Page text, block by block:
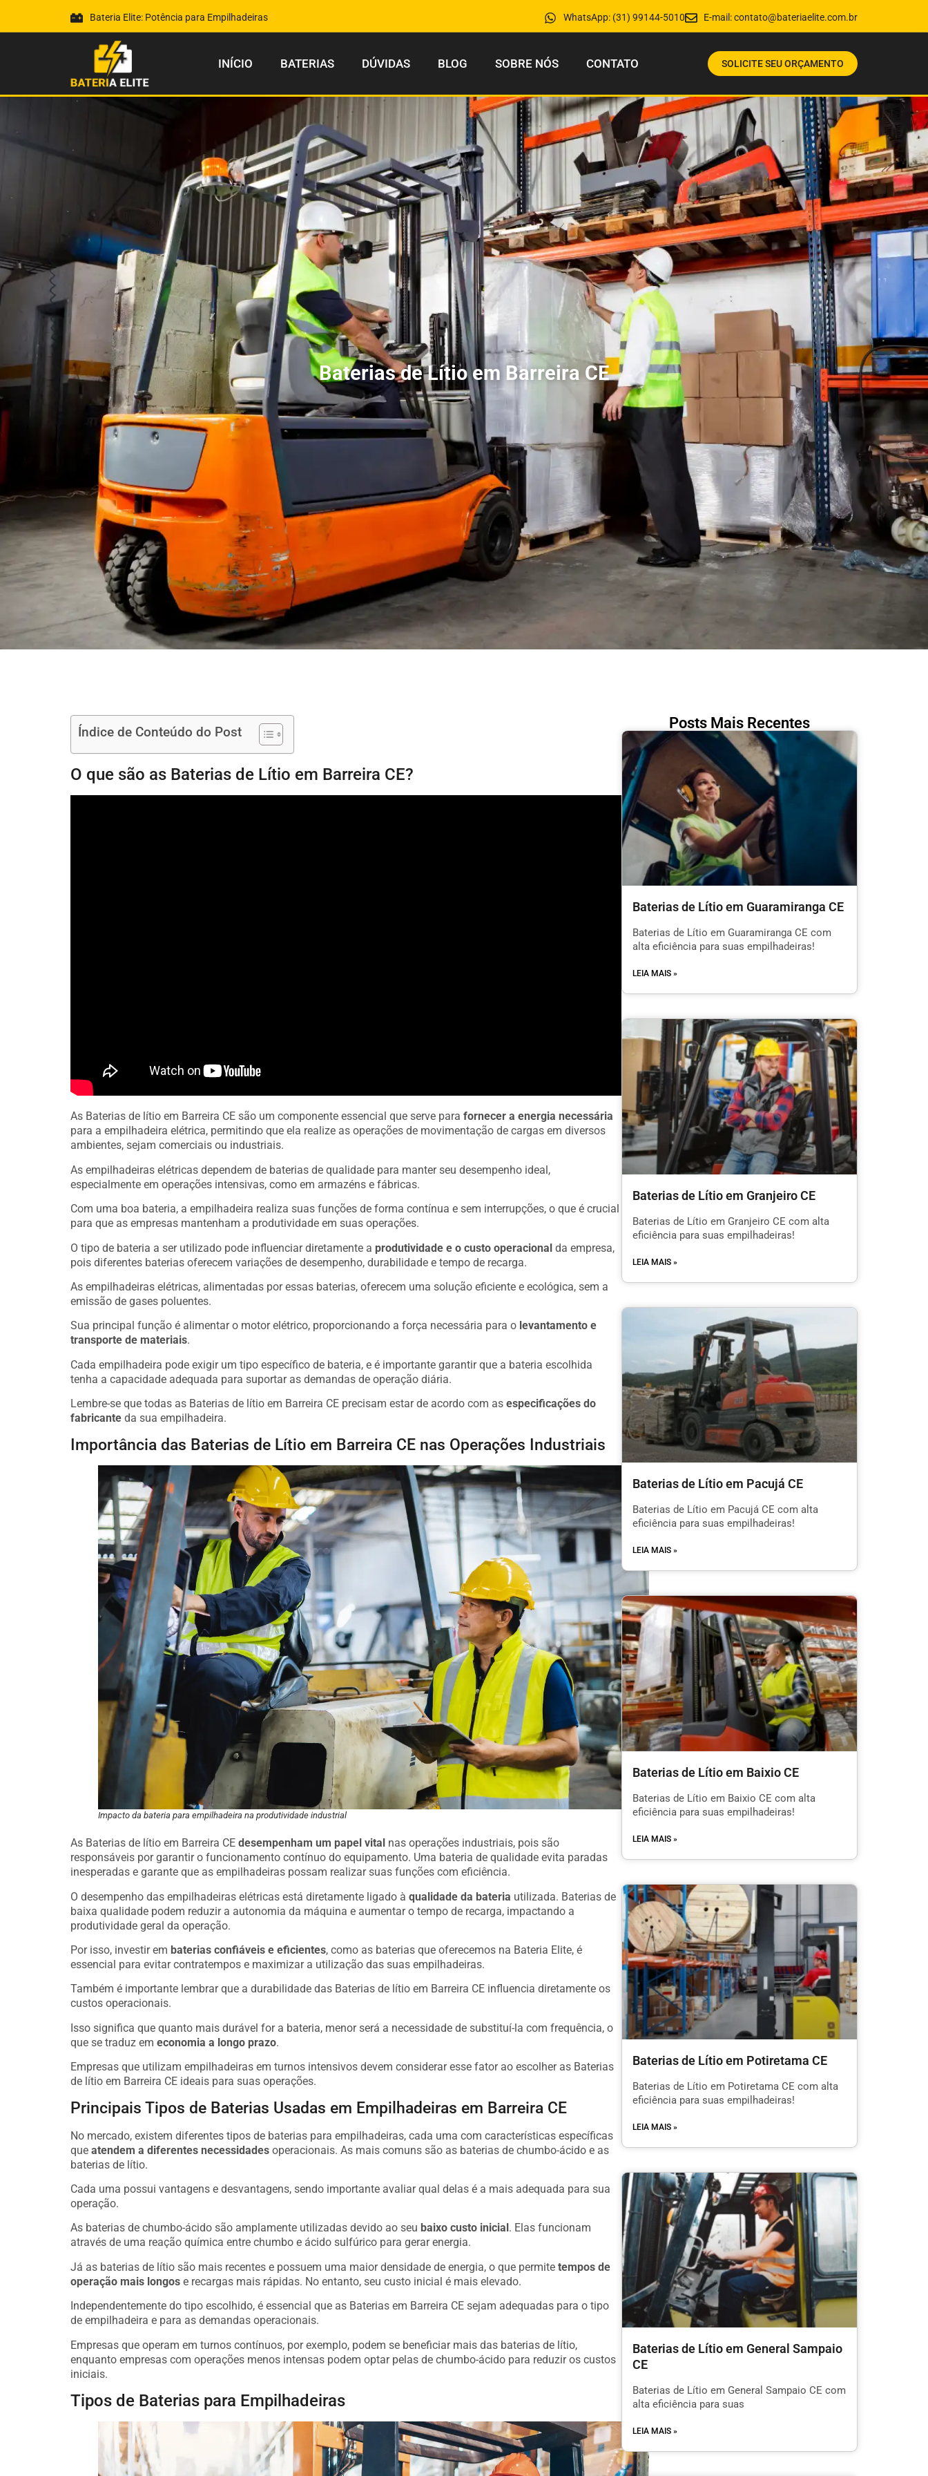
Bateria Elite: Potência para Empilhadeiras WhatsApp: (31) 99144-5010 E-mail:contato@bateriaelite.com.br
INÍCIO BATERIAS DÚVIDAS BLOG SOBRE NÓS CONTATO SOLICITE SEU ORÇAMENTO
Baterias de Lítio em Barreira CE
Índice de Conteúdo do Post
O que são as Baterias de Lítio em Barreira CE?
As Baterias de lítio em Barreira CE são um componente essencial que serve para fornecer a energia necessária
para a empilhadeira elétrica, permitindo que ela realize as operações de movimentação de cargas em diversos
ambientes, sejam comerciais ou industriais.
As empilhadeiras elétricas dependem de baterias de qualidade para manter seu desempenho ideal,
especialmente em operações intensivas, como em armazéns e fábricas.
Com uma boa bateria, a empilhadeira realiza suas funções de forma contínua e sem interrupções, o que é crucial
para que as empresas mantenham a produtividade em suas operações.
O tipo de bateria a ser utilizado pode influenciar diretamente a produtividade e o custo operacional da empresa,
pois diferentes baterias oferecem variações de desempenho, durabilidade e tempo de recarga.
As empilhadeiras elétricas, alimentadas por essas baterias, oferecem uma solução eficiente e ecológica, sem a
emissão de gases poluentes.
Sua principal função é alimentar o motor elétrico, proporcionando a força necessária para o levantamento e
transporte de materiais.
Cada empilhadeira pode exigir um tipo específico de bateria, e é importante garantir que a bateria escolhida
tenha a capacidade adequada para suportar as demandas de operação diária.
Lembre-se que todas as Baterias de lítio em Barreira CE precisam estar de acordo com as especificações do
fabricante da sua empilhadeira.
Importância das Baterias de Lítio em Barreira CE nas Operações Industriais
Impacto da bateria para empilhadeira na produtividade industrial
As Baterias de lítio em Barreira CE desempenham um papel vital nas operações industriais, pois são
responsáveis por garantir o funcionamento contínuo do equipamento. Uma bateria de qualidade evita paradas
inesperadas e garante que as empilhadeiras possam realizar suas funções com eficiência.
O desempenho das empilhadeiras elétricas está diretamente ligado à qualidade da bateria utilizada. Baterias de
baixa qualidade podem reduzir a autonomia da máquina e aumentar o tempo de recarga, impactando a
produtividade geral da operação.
Por isso, investir em baterias confiáveis e eficientes, como as baterias que oferecemos na Bateria Elite, é
essencial para evitar contratempos e maximizar a utilização das suas empilhadeiras.
Também é importante lembrar que a durabilidade das Baterias de lítio em Barreira CE influencia diretamente os
custos operacionais.
Isso significa que quanto mais durável for a bateria, menor será a necessidade de substituí-la com frequência, o
que se traduz em economia a longo prazo.
Empresas que utilizam empilhadeiras em turnos intensivos devem considerar esse fator ao escolher as Baterias
de lítio em Barreira CE ideais para suas operações.
Principais Tipos de Baterias Usadas em Empilhadeiras em Barreira CE
No mercado, existem diferentes tipos de baterias para empilhadeiras, cada uma com características específicas
que atendem a diferentes necessidades operacionais. As mais comuns são as baterias de chumbo-ácido e as
baterias de lítio.
Cada uma possui vantagens e desvantagens, sendo importante avaliar qual delas é a mais adequada para sua
operação.
As baterias de chumbo-ácido são amplamente utilizadas devido ao seu baixo custo inicial . Elas funcionam
através de uma reação química entre chumbo e ácido sulfúrico para gerar energia.
Já as baterias de lítio são mais recentes e possuem uma maior densidade de energia, o que permite tempos de
operação mais longos e recargas mais rápidas. No entanto, seu custo inicial é mais elevado.
Independentemente do tipo escolhido, é essencial que as Baterias em Barreira CE sejam adequadas para o tipo
de empilhadeira e para as demandas operacionais.
Empresas que operam em turnos contínuos, por exemplo, podem se beneficiar mais das baterias de lítio,
enquanto empresas com operações menos intensas podem optar pelas de chumbo-ácido para reduzir os custos
iniciais.
Tipos de Baterias para Empilhadeiras
Posts Mais Recentes
Baterias de Lítio em Guaramiranga CE
Baterias de Lítio em Guaramiranga CE com
alta eficiência para suas empilhadeiras!
LEIA MAIS »
Baterias de Lítio em Granjeiro CE
Baterias de Lítio em Granjeiro CE com alta
eficiência para suas empilhadeiras!
LEIA MAIS »
Baterias de Lítio em Pacujá CE
Baterias de Lítio em Pacujá CE com alta
eficiência para suas empilhadeiras!
LEIA MAIS »
Baterias de Lítio em Baixio CE
Baterias de Lítio em Baixio CE com alta
eficiência para suas empilhadeiras!
LEIA MAIS »
Baterias de Lítio em Potiretama CE
Baterias de Lítio em Potiretama CE com alta
eficiência para suas empilhadeiras!
LEIA MAIS »
Baterias de Lítio em General Sampaio
CE
Baterias de Lítio em General Sampaio CE com
alta eficiência para suas
LEIA MAIS »